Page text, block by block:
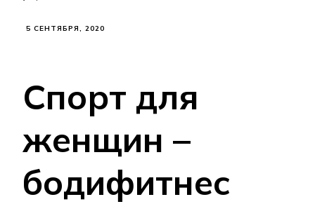
5 СЕНТЯБРЯ, 2020
Спорт для
женщин –
бодифитнес